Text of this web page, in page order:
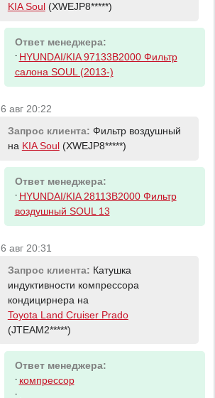
KIA Soul (XWEJP8*****)
Ответ менеджера:
- HYUNDAI/KIA 97133B2000 Фильтр
салона SOUL (2013-)
6 авг 20:22
Запрос клиента: Фильтр воздушный
на KIA Soul (XWEJP8*****)
Ответ менеджера:
- HYUNDAI/KIA 28113B2000 Фильтр
воздушный SOUL 13
6 авг 20:31
Запрос клиента: Катушка
индуктивности компрессора
кондицирнера на
Toyota Land Cruiser Prado
(JTEAM2*****)
Ответ менеджера:
- компрессор
-